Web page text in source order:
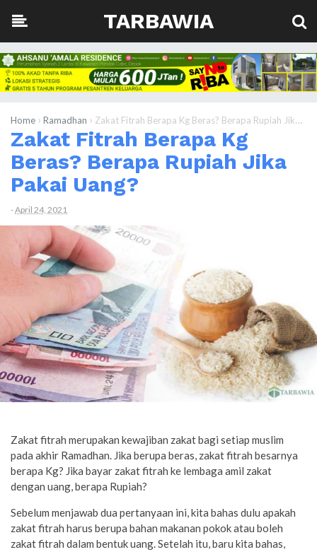
TARBAWIA
Home › Ramadhan › Zakat Fitrah Berapa Kg Beras? Berapa Rupiah Jika Pakai Uang?
Zakat Fitrah Berapa Kg
Beras? Berapa Rupiah Jika
Pakai Uang?
-April 24, 2021
Zakat fitrah merupakan kewajiban zakat bagi setiap muslim
pada akhir Ramadhan. Jika berupa beras, zakat fitrah besarnya
berapa Kg? Jika bayar zakat fitrah ke lembaga amil zakat
dengan uang, berapa Rupiah?
Sebelum menjawab dua pertanyaan ini, kita bahas dulu apakah
zakat fitrah harus berupa bahan makanan pokok atau boleh
zakat fitrah dalam bentuk uang. Setelah itu, baru kita bahas,